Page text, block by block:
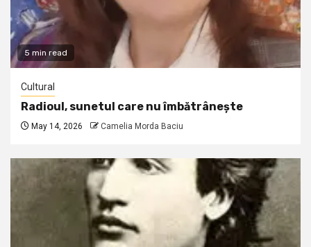
5 min read
Cultural
Radioul, sunetul care nu îmbătrânește
May 14, 2026 Camelia Morda Baciu